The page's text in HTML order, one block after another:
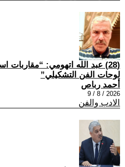
(28) عبد الله اتهومي: “مقاربات
لوحات الفن التشكيلي”
أحمد رباص
2026 / 8 / 9
الادب والفن